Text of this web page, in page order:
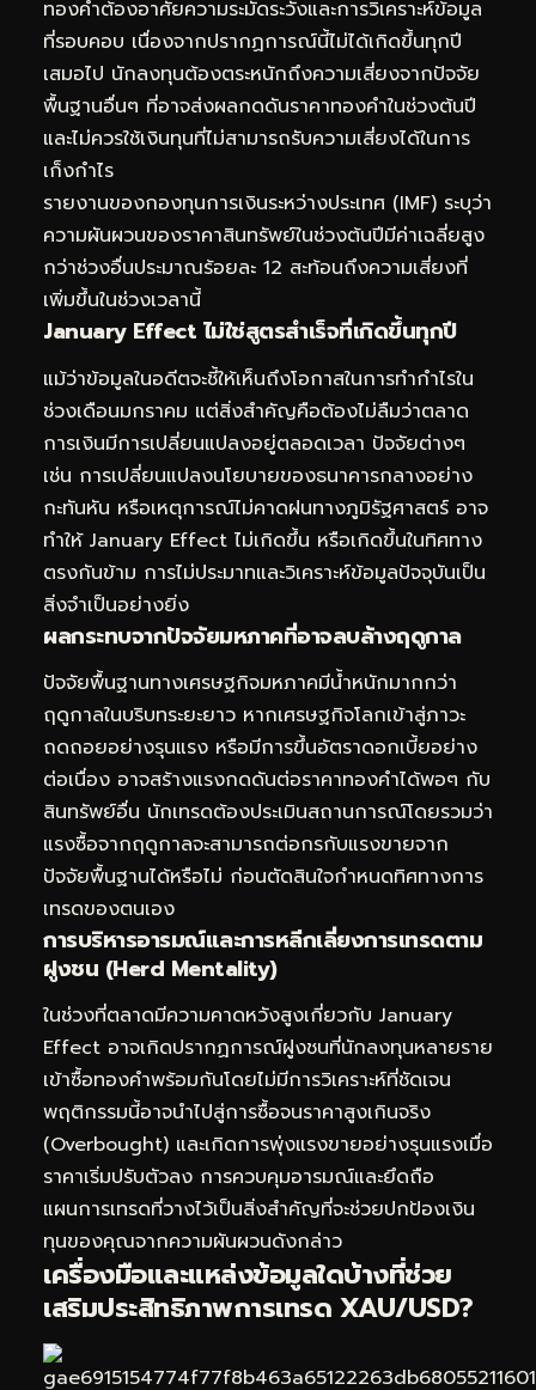
ทองคำต้องอาศัยความระมัดระวังและการวิเคราะห์ข้อมูล
ที่รอบคอบ เนื่องจากปรากฏการณ์นี้ไม่ได้เกิดขึ้นทุกปี
เสมอไป นักลงทุนต้องตระหนักถึงความเสี่ยงจากปัจจัย
พื้นฐานอื่นๆ ที่อาจส่งผลกดดันราคาทองคำในช่วงต้นปี
และไม่ควรใช้เงินทุนที่ไม่สามารถรับความเสี่ยงได้ในการ
เก็งกำไร
รายงานของกองทุนการเงินระหว่างประเทศ (IMF) ระบุว่า
ความผันผวนของราคาสินทรัพย์ในช่วงต้นปีมีค่าเฉลี่ยสูง
กว่าช่วงอื่นประมาณร้อยละ 12 สะท้อนถึงความเสี่ยงที่
เพิ่มขึ้นในช่วงเวลานี้
January Effect ไม่ใช่สูตรสำเร็จที่เกิดขึ้นทุกปี
แม้ว่าข้อมูลในอดีตจะชี้ให้เห็นถึงโอกาสในการทำกำไรใน
ช่วงเดือนมกราคม แต่สิ่งสำคัญคือต้องไม่ลืมว่าตลาด
การเงินมีการเปลี่ยนแปลงอยู่ตลอดเวลา ปัจจัยต่างๆ
เช่น การเปลี่ยนแปลงนโยบายของธนาคารกลางอย่าง
กะทันหัน หรือเหตุการณ์ไม่คาดฝนทางภูมิรัฐศาสตร์ อาจ
ทำให้ January Effect ไม่เกิดขึ้น หรือเกิดขึ้นในทิศทาง
ตรงกันข้าม การไม่ประมาทและวิเคราะห์ข้อมูลปัจจุบันเป็น
สิ่งจำเป็นอย่างยิ่ง
ผลกระทบจากปัจจัยมหภาคที่อาจลบล้างฤดูกาล
ปัจจัยพื้นฐานทางเศรษฐกิจมหภาคมีน้ำหนักมากกว่า
ฤดูกาลในบริบทระยะยาว หากเศรษฐกิจโลกเข้าสู่ภาวะ
ถดถอยอย่างรุนแรง หรือมีการขึ้นอัตราดอกเบี้ยอย่าง
ต่อเนื่อง อาจสร้างแรงกดดันต่อราคาทองคำได้พอๆ กับ
สินทรัพย์อื่น นักเทรดต้องประเมินสถานการณ์โดยรวมว่า
แรงซื้อจากฤดูกาลจะสามารถต่อกรกับแรงขายจาก
ปัจจัยพื้นฐานได้หรือไม่ ก่อนตัดสินใจกำหนดทิศทางการ
เทรดของตนเอง
การบริหารอารมณ์และการหลีกเลี่ยงการเทรดตาม
ฝูงชน (Herd Mentality)
ในช่วงที่ตลาดมีความคาดหวังสูงเกี่ยวกับ January
Effect อาจเกิดปรากฏการณ์ฝูงชนที่นักลงทุนหลายราย
เข้าซื้อทองคำพร้อมกันโดยไม่มีการวิเคราะห์ที่ชัดเจน
พฤติกรรมนี้อาจนำไปสู่การซื้อจนราคาสูงเกินจริง
(Overbought) และเกิดการพุ่งแรงขายอย่างรุนแรงเมื่อ
ราคาเริ่มปรับตัวลง การควบคุมอารมณ์และยึดถือ
แผนการเทรดที่วางไว้เป็นสิ่งสำคัญที่จะช่วยปกป้องเงิน
ทุนของคุณจากความผันผวนดังกล่าว
เครื่องมือและแหล่งข้อมูลใดบ้างที่ช่วย
เสริมประสิทธิภาพการเทรด XAU/USD?